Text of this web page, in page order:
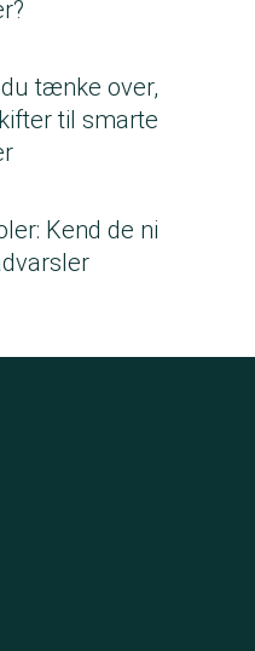
tænke over,
til smarte
Kend de ni